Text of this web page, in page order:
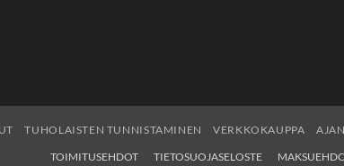
TUHOLAISTEN TUNNISTAMINEN VERKKOKAUPPA
TOIMITUSEHDOT
TIETOSUOJASELOSTE